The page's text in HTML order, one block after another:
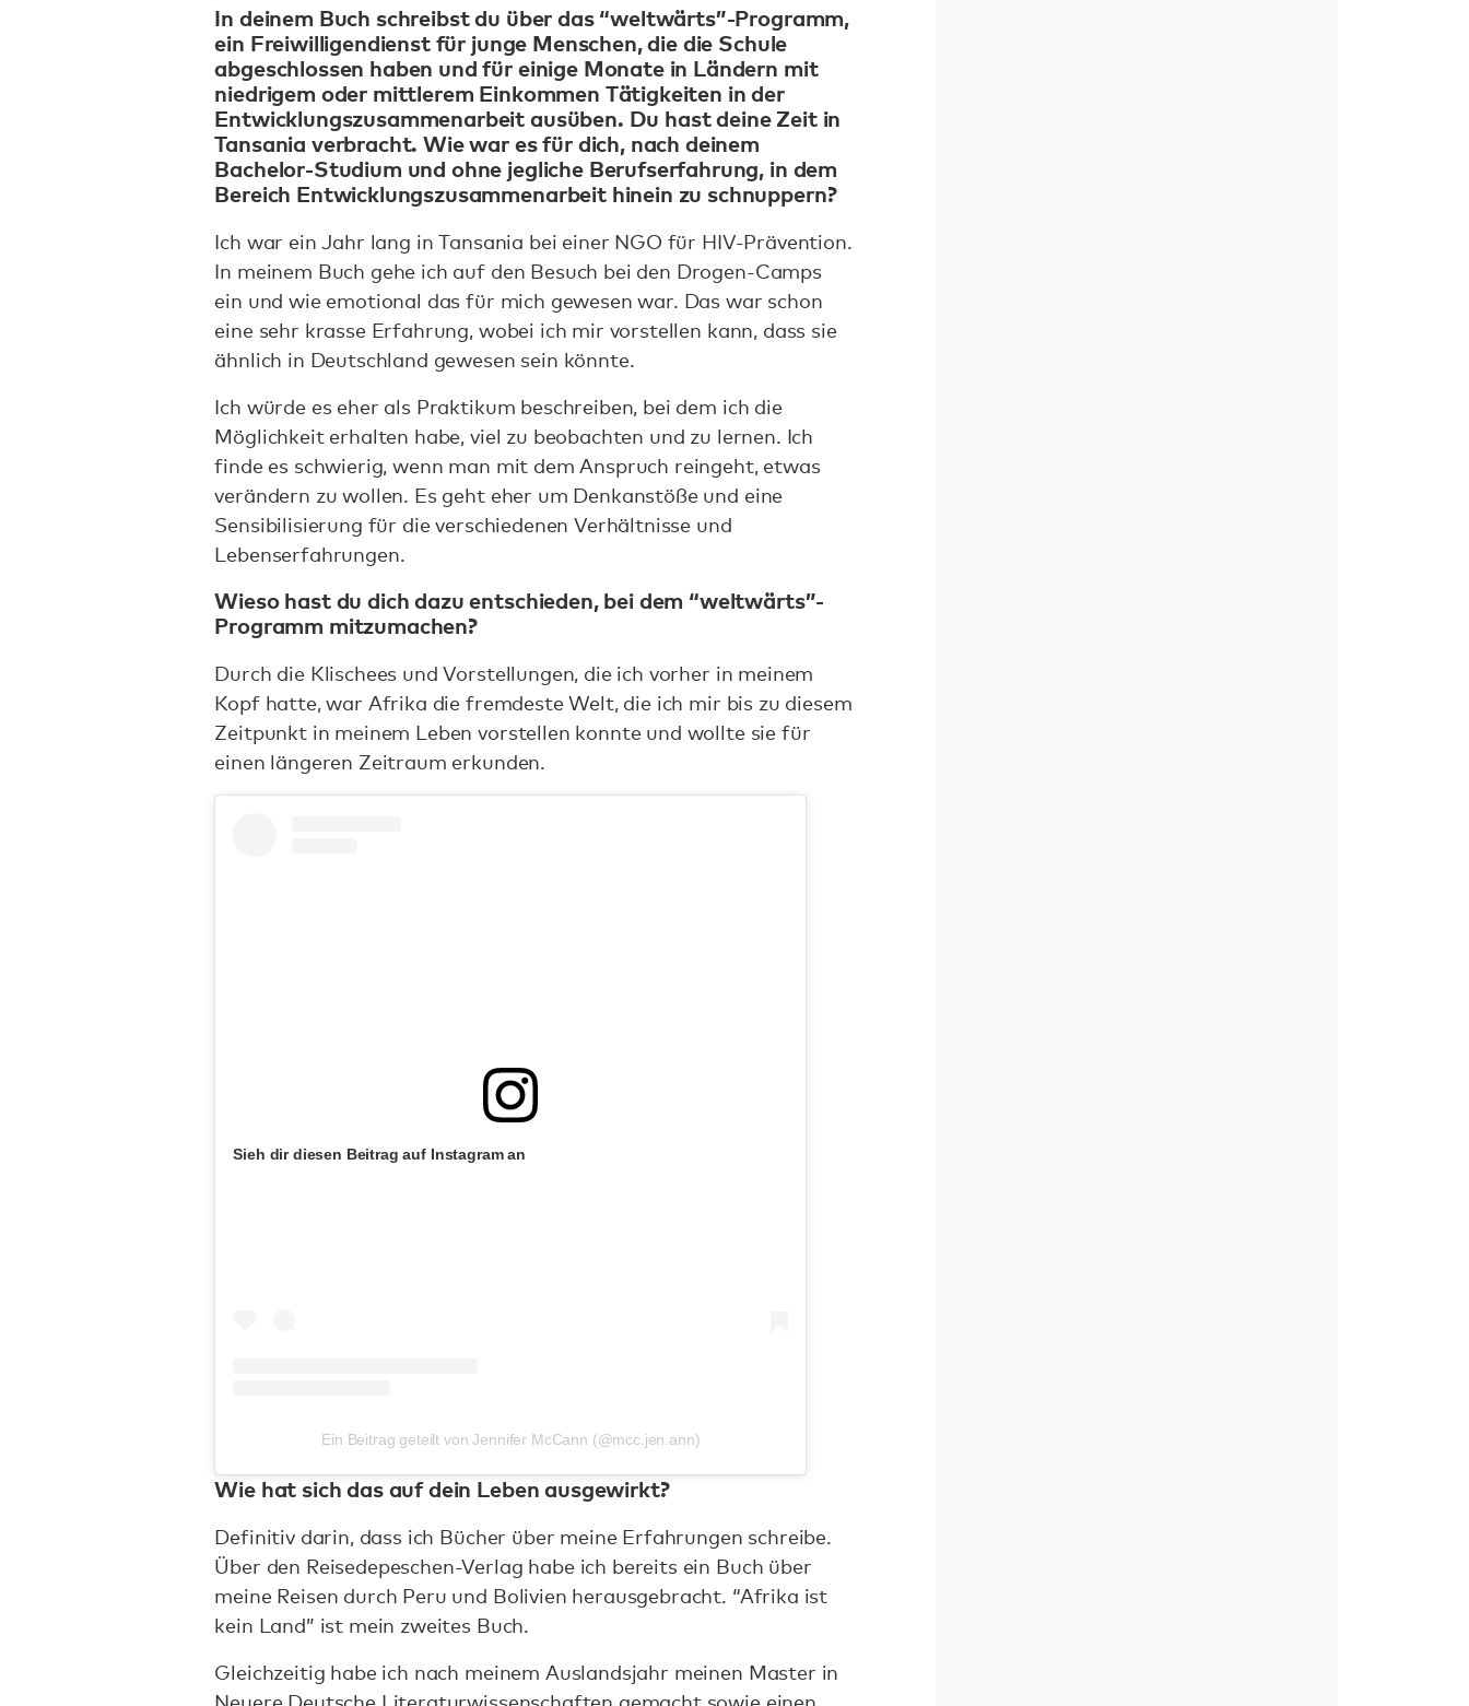
In deinem Buch schreibst du über das “weltwärts”-Programm,
ein Freiwilligendienst für junge Menschen, die die Schule
abgeschlossen haben und für einige Monate in Ländern mit
niedrigem oder mittlerem Einkommen Tätigkeiten in der
Entwicklungszusammenarbeit ausüben. Du hast deine Zeit in
Tansania verbracht. Wie war es für dich, nach deinem
Bachelor-Studium und ohne jegliche Berufserfahrung, in dem
Bereich Entwicklungszusammenarbeit hinein zu schnuppern?
Ich war ein Jahr lang in Tansania bei einer NGO für HIV-Prävention.
In meinem Buch gehe ich auf den Besuch bei den Drogen-Camps
ein und wie emotional das für mich gewesen war. Das war schon
eine sehr krasse Erfahrung, wobei ich mir vorstellen kann, dass sie
ähnlich in Deutschland gewesen sein könnte.
Ich würde es eher als Praktikum beschreiben, bei dem ich die
Möglichkeit erhalten habe, viel zu beobachten und zu lernen. Ich
finde es schwierig, wenn man mit dem Anspruch reingeht, etwas
verändern zu wollen. Es geht eher um Denkanstöße und eine
Sensibilisierung für die verschiedenen Verhältnisse und
Lebenserfahrungen.
Wieso hast du dich dazu entschieden, bei dem “weltwärts”-
Programm mitzumachen?
Durch die Klischees und Vorstellungen, die ich vorher in meinem
Kopf hatte, war Afrika die fremdeste Welt, die ich mir bis zu diesem
Zeitpunkt in meinem Leben vorstellen konnte und wollte sie für
einen längeren Zeitraum erkunden.
Sieh dir diesen Beitrag auf Instagram an
Ein Beitrag geteilt von Jennifer McCann (@mcc.jen.ann)
Wie hat sich das auf dein Leben ausgewirkt?
Definitiv darin, dass ich Bücher über meine Erfahrungen schreibe.
Über den Reisedepeschen-Verlag habe ich bereits ein Buch über
meine Reisen durch Peru und Bolivien herausgebracht. “Afrika ist
kein Land” ist mein zweites Buch.
Gleichzeitig habe ich nach meinem Auslandsjahr meinen Master in